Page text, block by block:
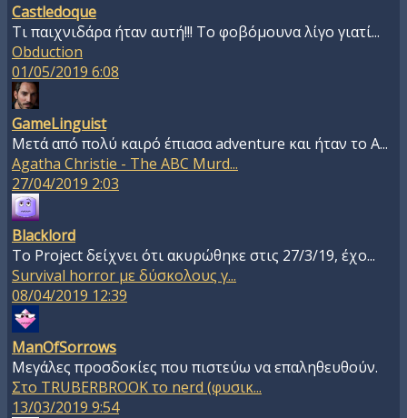
Castledoque
Τι παιχνιδάρα ήταν αυτή!!! Το φοβόμουνα λίγο γιατί...
Obduction
01/05/2019 6:08
GameLinguist
Μετά από πολύ καιρό έπιασα adventure και ήταν το A...
Agatha Christie - The ABC Murd...
27/04/2019 2:03
Blacklord
To Project δείχνει ότι ακυρώθηκε στις 27/3/19, έχο...
Survival horror με δύσκολους γ...
08/04/2019 12:39
ManOfSorrows
Μεγάλες προσδοκίες που πιστεύω να επαληθευθούν.
Στο TRUBERBROOK το nerd (φυσικ...
13/03/2019 9:54